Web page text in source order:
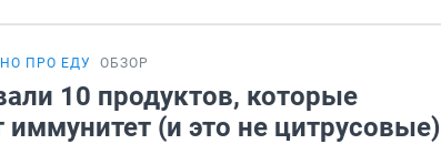
ПРО ЕДУ ОБЗОР
10 продуктов, которые
иммунитет (и это не цитрусовые)